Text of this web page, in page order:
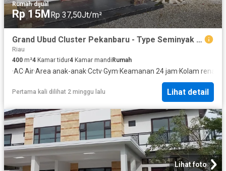
Rumah·dijual
Rp 15M Rp 37,50Jt/m²
Grand Ubud Cluster Pekanbaru - Type Seminyak (1800m2) - Rumah Pekanbaru Dijual
Riau
400 m²4 Kamar tidur4 Kamar mandi Rumah
·AC·Air·Area anak-anak·Cctv·Gym·Keamanan 24 jam·Kolam renang
Pertama kali dilihat 2 minggu lalu Lihat detail
Lihat foto